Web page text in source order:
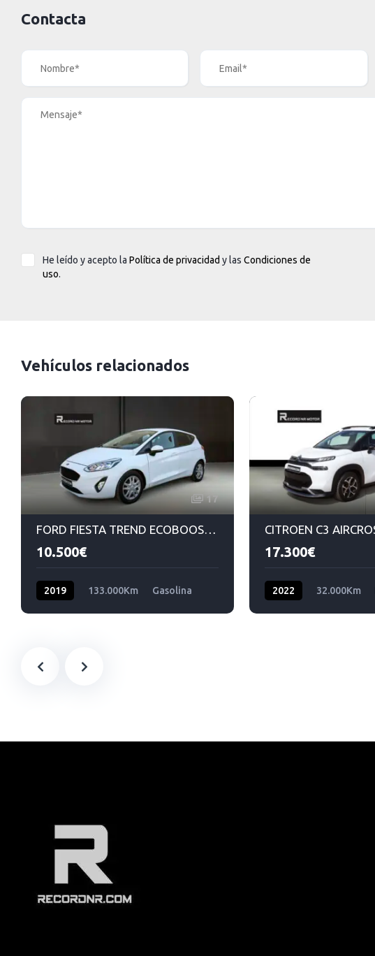
Contacta
He leído y acepto la Política de privacidad y las Condiciones de
uso.
Vehículos relacionados
17
FORD FIESTA TREND ECOBOOST. 1.0, 100CV
10.500€
2019 133.000Km Gasolina
17.300€
2022 32.000Km